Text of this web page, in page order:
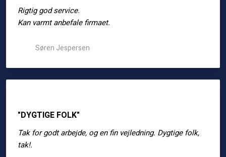
Rigtig god service.
​Kan varmt anbefale firmaet.​
Søren Jespersen
"DYGTIGE FOLK"
Tak for godt arbejde, og en fin vejledning. Dygtige folk,
tak!.